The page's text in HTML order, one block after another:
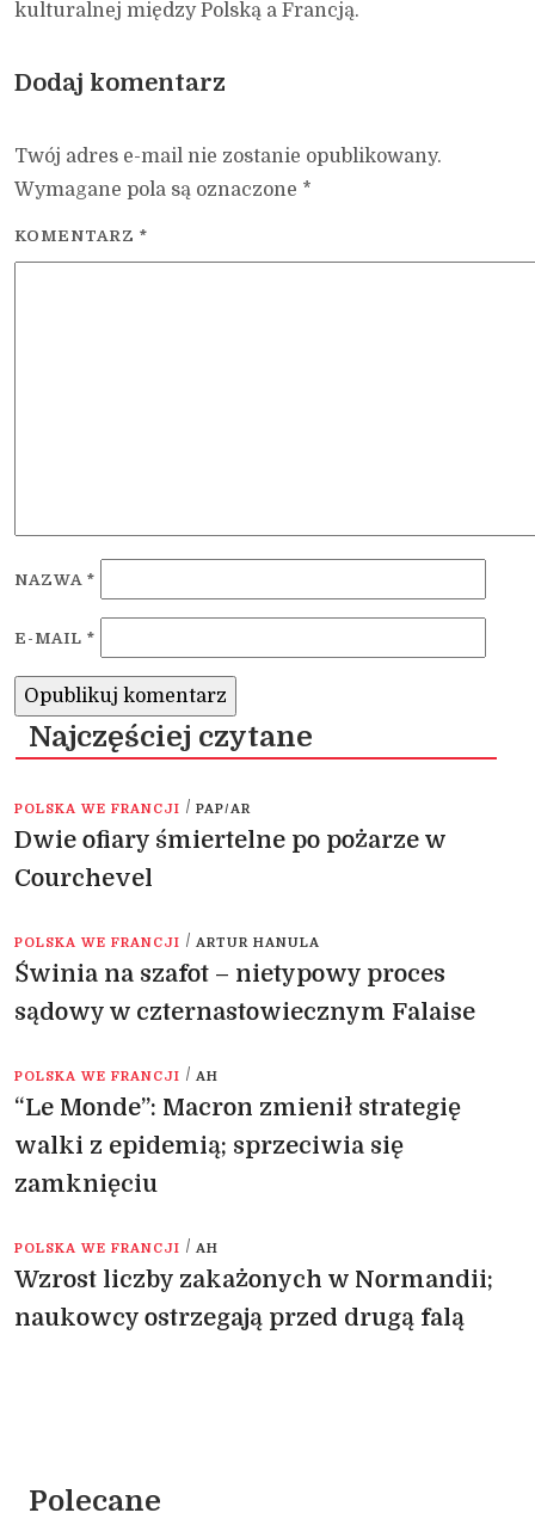
kulturalnej między Polską a Francją.
Dodaj komentarz
Twój adres e-mail nie zostanie opublikowany.
Wymagane pola są oznaczone *
KOMENTARZ *
NAZWA *
E-MAIL *
Najczęściej czytane
POLSKA WE FRANCJI / PAP/AR
Dwie ofiary śmiertelne po pożarze w
Courchevel
POLSKA WE FRANCJI / ARTUR HANULA
Świnia na szafot – nietypowy proces
sądowy w czternastowiecznym Falaise
POLSKA WE FRANCJI / AH
“Le Monde”: Macron zmienił strategię
walki z epidemią; sprzeciwia się
zamknięciu
POLSKA WE FRANCJI / AH
Wzrost liczby zakażonych w Normandii;
naukowcy ostrzegają przed drugą falą
Polecane